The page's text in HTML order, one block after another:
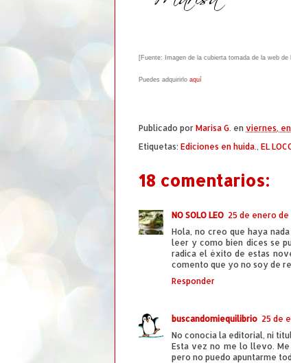
[Fuente: Imagen de la cubierta tomada de la web de
Puedes adquirirlo aquí
Publicado por Marisa G. en viernes,
Etiquetas: Ediciones en huida. EL
18 comentarios:
NO SOLO LEO 25 de enero de
Hola, no creo que haya
leer y como bien dices se
radica el éxito de estas
comento que yo no soy de
Responder
buscandomiequilibrio 25 de
No conocía la editorial, ni
Esta vez no me lo llevo.
pero no puedo apuntarme